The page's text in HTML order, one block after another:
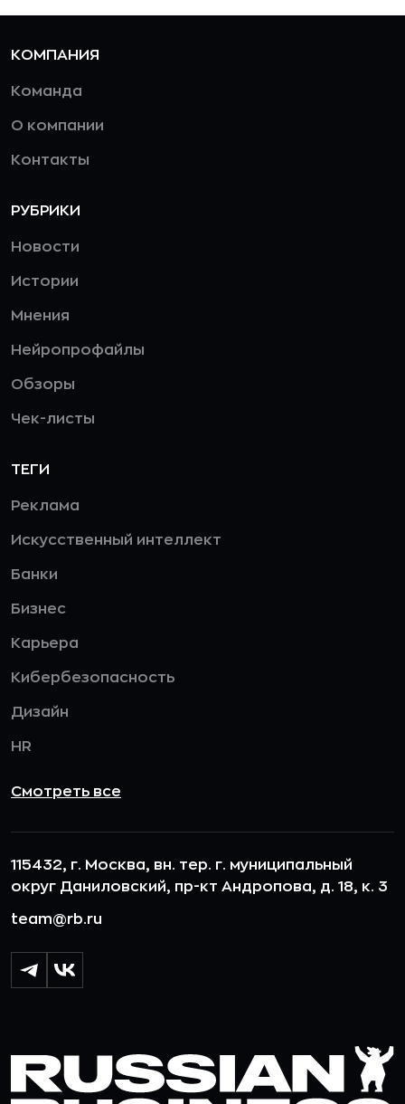
КОМПАНИЯ
Команда
О компании
Контакты
РУБРИКИ
Новости
Истории
Мнения
Нейропрофайлы
Обзоры
Чек-листы
ТЕГИ
Реклама
Искусственный интеллект
Банки
Бизнес
Карьера
Кибербезопасность
Дизайн
HR
Смотреть все
115432, г. Москва, вн. тер. г. муниципальный
округ Даниловский, пр-кт Андропова, д. 18, к. 3
team@rb.ru